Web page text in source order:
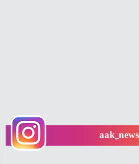
aak_news